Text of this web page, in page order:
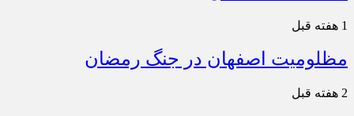
1 هفته قبل
مظلومیت اصفهان در جنگ رمضان
2 هفته قبل